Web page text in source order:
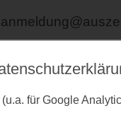
für Google